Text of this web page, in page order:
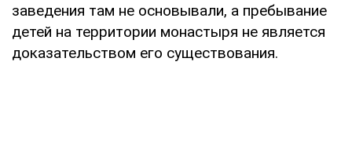
заведения там не основывали, а пребывание
детей на территории монастыря не является
доказательством его существования.